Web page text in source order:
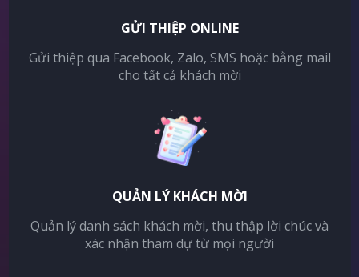
GỬI THIỆP ONLINE
Gửi thiệp qua Facebook, Zalo, SMS hoặc bằng mail
cho tất cả khách mời
QUẢN LÝ KHÁCH MỜI
Quản lý danh sách khách mời, thu thập lời chúc và
xác nhận tham dự từ mọi người